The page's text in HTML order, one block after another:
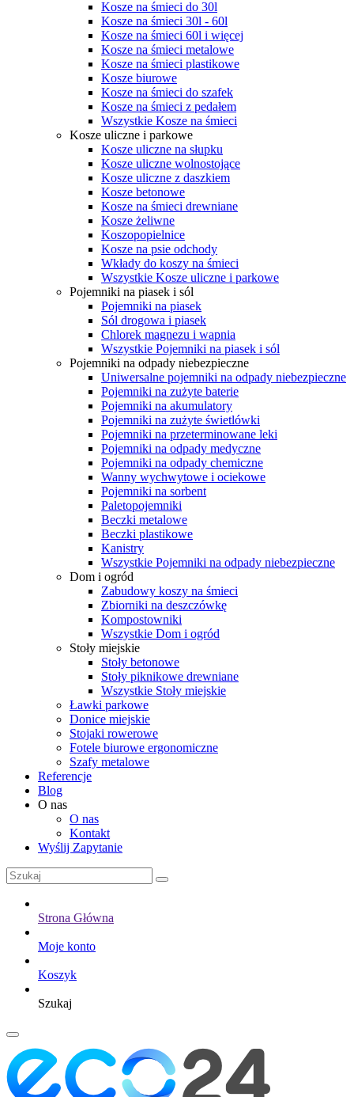
Kosze na śmieci do 30l
Kosze na śmieci 30l - 60l
Kosze na śmieci 60l i więcej
Kosze na śmieci metalowe
Kosze na śmieci plastikowe
Kosze biurowe
Kosze na śmieci do szafek
Kosze na śmieci z pedałem
Wszystkie Kosze na śmieci
Kosze uliczne i parkowe
Kosze uliczne na słupku
Kosze uliczne wolnostojące
Kosze uliczne z daszkiem
Kosze betonowe
Kosze na śmieci drewniane
Kosze żeliwne
Koszopopielnice
Kosze na psie odchody
Wkłady do koszy na śmieci
Wszystkie Kosze uliczne i parkowe
Pojemniki na piasek i sól
Pojemniki na piasek
Sól drogowa i piasek
Chlorek magnezu i wapnia
Wszystkie Pojemniki na piasek i sól
Pojemniki na odpady niebezpieczne
Uniwersalne pojemniki na odpady niebezpieczne
Pojemniki na zużyte baterie
Pojemniki na akumulatory
Pojemniki na zużyte świetlówki
Pojemniki na przeterminowane leki
Pojemniki na odpady medyczne
Pojemniki na odpady chemiczne
Wanny wychwytowe i ociekowe
Pojemniki na sorbent
Paletopojemniki
Beczki metalowe
Beczki plastikowe
Kanistry
Wszystkie Pojemniki na odpady niebezpieczne
Dom i ogród
Zabudowy koszy na śmieci
Zbiorniki na deszczówkę
Kompostowniki
Wszystkie Dom i ogród
Stoły miejskie
Stoły betonowe
Stoły piknikowe drewniane
Wszystkie Stoły miejskie
Ławki parkowe
Donice miejskie
Stojaki rowerowe
Fotele biurowe ergonomiczne
Szafy metalowe
Referencje
Blog
O nas
O nas
Kontakt
Wyślij Zapytanie
Strona Główna
Moje konto
Koszyk
Szukaj